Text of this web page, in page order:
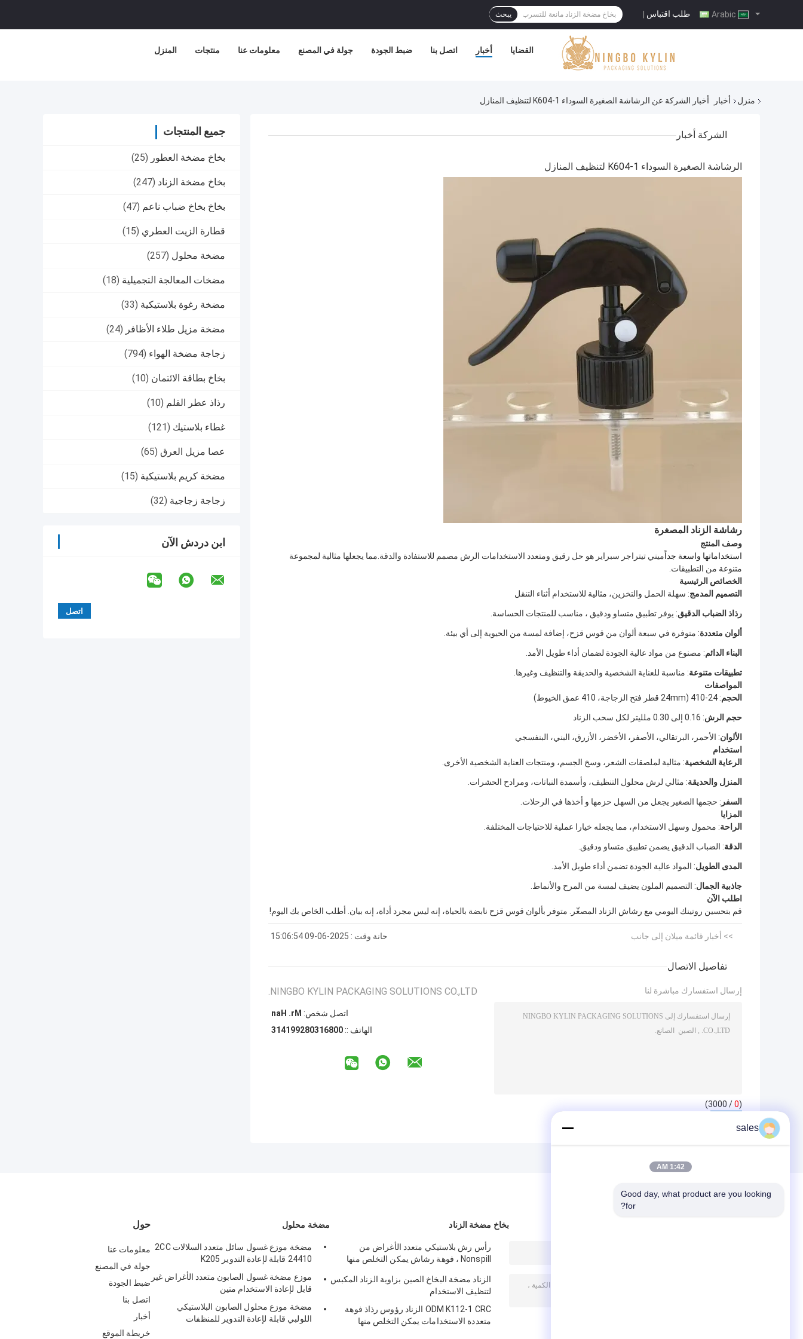
طلب اقتباس | يبحث
المنزل منتجات معلومات عنا جولة في المصنع ضبط الجودة اتصل بنا أخبار القضايا
منزل أخبار أخبار الشركة عن الرشاشة الصغيرة السوداء K604-1 لتنظيف المنازل
جميع المنتجات
بخاخ مضخة العطور (25)
بخاخ مضخة الزناد (247)
بخاخ بخاخ ضباب ناعم (47)
قطارة الزيت العطري (15)
مضخة محلول (257)
مضخات المعالجة التجميلية (18)
مضخة رغوة بلاستيكية (33)
مضخة مزيل طلاء الأظافر (24)
زجاجة مضخة الهواء (794)
بخاخ بطاقة الائتمان (10)
رذاذ عطر القلم (10)
غطاء بلاستيك (121)
عصا مزيل العرق (65)
مضخة كريم بلاستيكية (15)
زجاجة زجاجية (32)
ابن دردش الآن
الشركة أخبار
الرشاشة الصغيرة السوداء K604-1 لتنظيف المنازل
رشاشة الزناد المصغرة
وصف المنتج
استخداماتها واسعة جداًميني تيتراجر سبراير هو حل رقيق ومتعدد الاستخدامات الرش مصمم للاستفادة والدقة.مما يجعلها مثالية لمجموعة
متنوعة من التطبيقات.
الخصائص الرئيسية
التصميم المدمج: سهلة الحمل والتخزين، مثالية للاستخدام أثناء التنقل
رذاذ الضباب الدقيق: يوفر تطبيق متساو ودقيق ، مناسب للمنتجات الحساسة.
ألوان متعددة: متوفرة في سبعة ألوان من قوس قزح، إضافة لمسة من الحيوية إلى أي بيئة.
البناء الدائم: مصنوع من مواد عالية الجودة لضمان أداء طويل الأمد.
تطبيقات متنوعة: مناسبة للعناية الشخصية والحديقة والتنظيف وغيرها.
المواصفات
الحجم: 24-410 (24mm قطر فتح الزجاجة، 410 عمق الخيوط)
حجم الرش: 0.16 إلى 0.30 ملليتر لكل سحب الزناد
الألوان: الأحمر، البرتقالي، الأصفر، الأخضر، الأزرق، البني، البنفسجي
استخدام
الرعاية الشخصية: مثالية لملصقات الشعر، وسخ الجسم، ومنتجات العناية الشخصية الأخرى.
المنزل والحديقة: مثالي لرش محلول التنظيف، وأسمدة النباتات، ومرادح الحشرات.
السفر : حجمها الصغير يجعل من السهل حزمها و أخذها في الرحلات.
المزايا
الراحة: محمول وسهل الاستخدام، مما يجعله خيارا عملية للاحتياجات المختلفة.
الدقة: الضباب الدقيق يضمن تطبيق متساو ودقيق.
المدى الطويل: المواد عالية الجودة تضمن أداء طويل الأمد.
جاذبية الجمال: التصميم الملون يضيف لمسة من المرح والأنماط.
اطلب الآن
قم بتحسين روتينك اليومي مع رشاش الزناد المصغّر. متوفر بألوان قوس قزح نابضة بالحياة، إنه ليس مجرد أداة، إنه بيان. أطلب الخاص بك اليوم!
حانة وقت : 2025-06-09 15:06:54 >> أخبار قائمة ميلان إلى جانب
تفاصيل الاتصال
NINGBO KYLIN PACKAGING SOLUTIONS CO.,LTD.
اتصل شخص: Mr. Han
الهاتف :: 008613082991413
إرسال استفسارك مباشرة لنا
(
0
/ 3000)
حول
معلومات عنا
جولة في المصنع
ضبط الجودة
اتصل بنا
أخبار
خريطة الموقع
مضخة محلول
مضخة موزع غسول سائل متعدد السلالات 2CC
24410 قابلة لإعادة التدوير K205
موزع مضخة غسول الصابون متعدد الأغراض غير
قابل لإعادة الاستخدام متين
مضخة موزع محلول الصابون البلاستيكي
اللولبي قابلة لإعادة التدوير للمنظفات
بخاخ مضخة الزناد
رأس رش بلاستيكي متعدد الأغراض من
Nonspill ، فوهة رشاش يمكن التخلص منها
الزناد مضخة البخاخ الصين بزاوية الزناد المكبس
لتنظيف الاستخدام
ODM K112-1 CRC الزناد رؤوس رذاذ فوهة
متعددة الاستخدامات يمكن التخلص منها
sales
1:42 AM
Good day, what product are you looking
for?